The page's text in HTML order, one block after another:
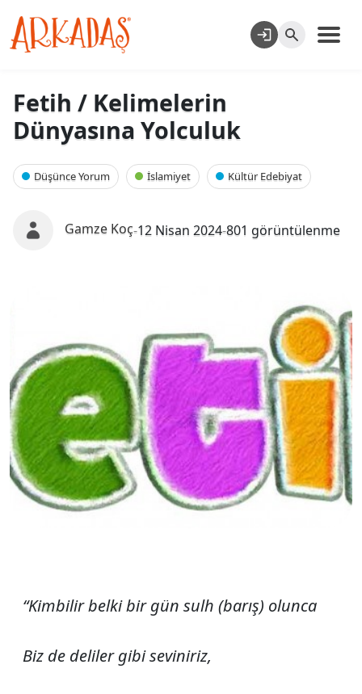
Fetih / Kelimelerin
Dünyasına Yolculuk
Düşünce Yorum İslamiyet Kültür Edebiyat
Gamze Koç-12 Nisan 2024-801 görüntülenme
“Kimbilir belki bir gün sulh (barış) olunca
Biz de deliler gibi seviniriz,